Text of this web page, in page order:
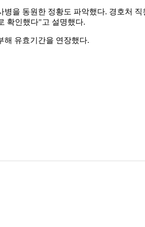
을 동원한 정황도 파악했다. 경호처
확인했다"고 설명했다.
해 유효기간을 연장했다.